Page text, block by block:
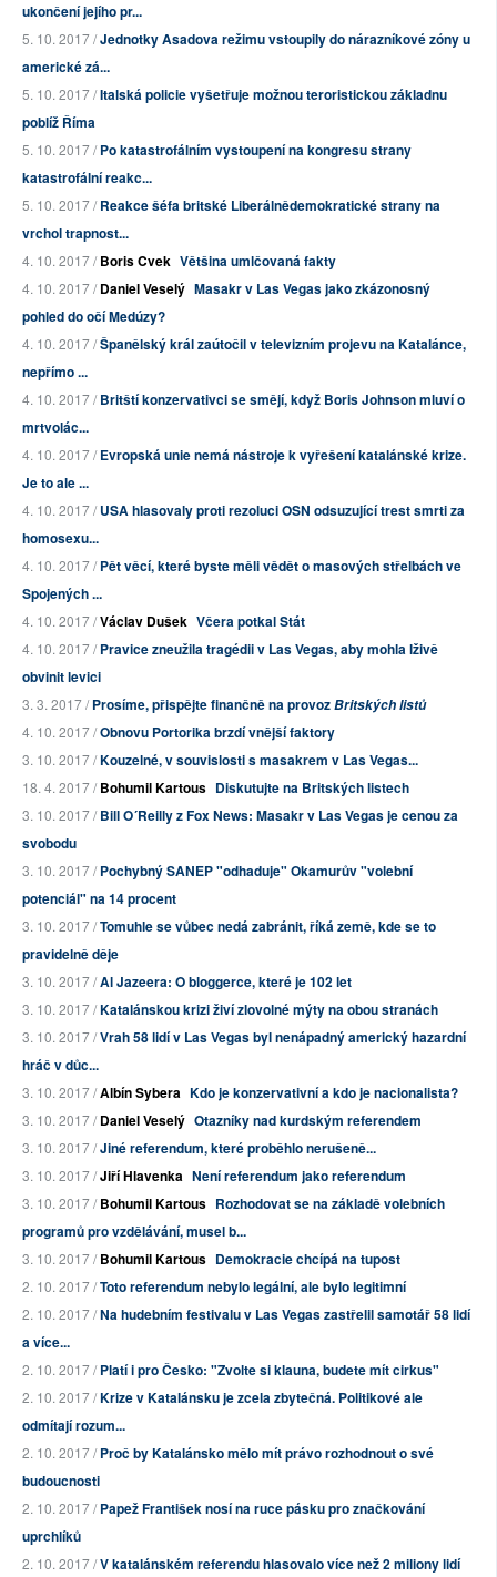
ukončení jejího pr...
5. 10. 2017 /Jednotky Asadova režimu vstoupily do nárazníkové zóny u
americké zá...
5. 10. 2017 /Italská policie vyšetřuje možnou teroristickou základnu
poblíž Říma
5. 10. 2017 /Po katastrofálním vystoupení na kongresu strany
katastrofální reakc...
5. 10. 2017 /Reakce šéfa britské Liberálnědemokratické strany na
vrchol trapnost...
4. 10. 2017 /Boris Cvek Většina umlčovaná fakty
4. 10. 2017 /Daniel Veselý Masakr v Las Vegas jako zkázonosný
pohled do očí Medúzy?
4. 10. 2017 /Španělský král zaútočil v televizním projevu na Katalánce,
nepřímo ...
4. 10. 2017 /Britští konzervativci se smějí, když Boris Johnson mluví o
mrtvolác...
4. 10. 2017 /Evropská unie nemá nástroje k vyřešení katalánské krize.
Je to ale ...
4. 10. 2017 /USA hlasovaly proti rezoluci OSN odsuzující trest smrti za
homosexu...
4. 10. 2017 /Pět věcí, které byste měli vědět o masových střelbách ve
Spojených ...
4. 10. 2017 /Václav Dušek Včera potkal Stát
4. 10. 2017 /Pravice zneužila tragédii v Las Vegas, aby mohla lživě
obvinit levici
3. 3. 2017 /Prosíme, přispějte finančně na provozBritských listů
4. 10. 2017 /Obnovu Portorika brzdí vnější faktory
3. 10. 2017 /Kouzelné, v souvislosti s masakrem v Las Vegas...
18. 4. 2017 /Bohumil Kartous Diskutujte na Britských listech
3. 10. 2017 /Bill O´Reilly z Fox News: Masakr v Las Vegas je cenou za
svobodu
3. 10. 2017 /Pochybný SANEP "odhaduje" Okamurův "volební
potenciál" na 14 procent
3. 10. 2017 /Tomuhle se vůbec nedá zabránit, říká země, kde se to
pravidelně děje
3. 10. 2017 /Al Jazeera: O bloggerce, které je 102 let
3. 10. 2017 /Katalánskou krizi živí zlovolné mýty na obou stranách
3. 10. 2017 /Vrah 58 lidí v Las Vegas byl nenápadný americký hazardní
hráč v důc...
3. 10. 2017 /Albín Sybera Kdo je konzervativní a kdo je nacionalista?
3. 10. 2017 /Daniel Veselý Otazníky nad kurdským referendem
3. 10. 2017 /Jiné referendum, které proběhlo nerušeně...
3. 10. 2017 /Jiří Hlavenka Není referendum jako referendum
3. 10. 2017 /Bohumil Kartous Rozhodovat se na základě volebních
programů pro vzdělávání, musel b...
3. 10. 2017 /Bohumil Kartous Demokracie chcípá na tupost
2. 10. 2017 /Toto referendum nebylo legální, ale bylo legitimní
2. 10. 2017 /Na hudebním festivalu v Las Vegas zastřelil samotář 58 lidí
a více...
2. 10. 2017 /Platí i pro Česko: "Zvolte si klauna, budete mít cirkus"
2. 10. 2017 /Krize v Katalánsku je zcela zbytečná. Politikové ale
odmítají rozum...
2. 10. 2017 /Proč by Katalánsko mělo mít právo rozhodnout o své
budoucnosti
2. 10. 2017 /Papež František nosí na ruce pásku pro značkování
uprchlíků
2. 10. 2017 /V katalánském referendu hlasovalo více než 2 miliony lidí